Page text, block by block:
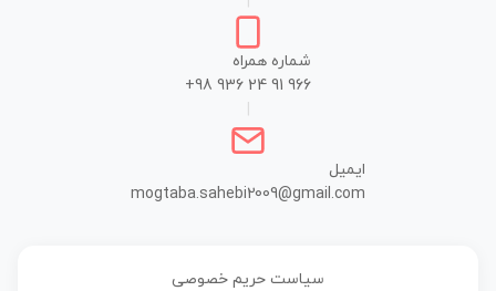
شماره همراه
+98 936 24 91 966
ایمیل
mogtaba.sahebi2009@gmail.com
سیاست حریم خصوصی